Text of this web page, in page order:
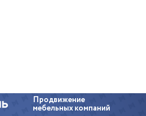
Продвижение
мебельных компаний